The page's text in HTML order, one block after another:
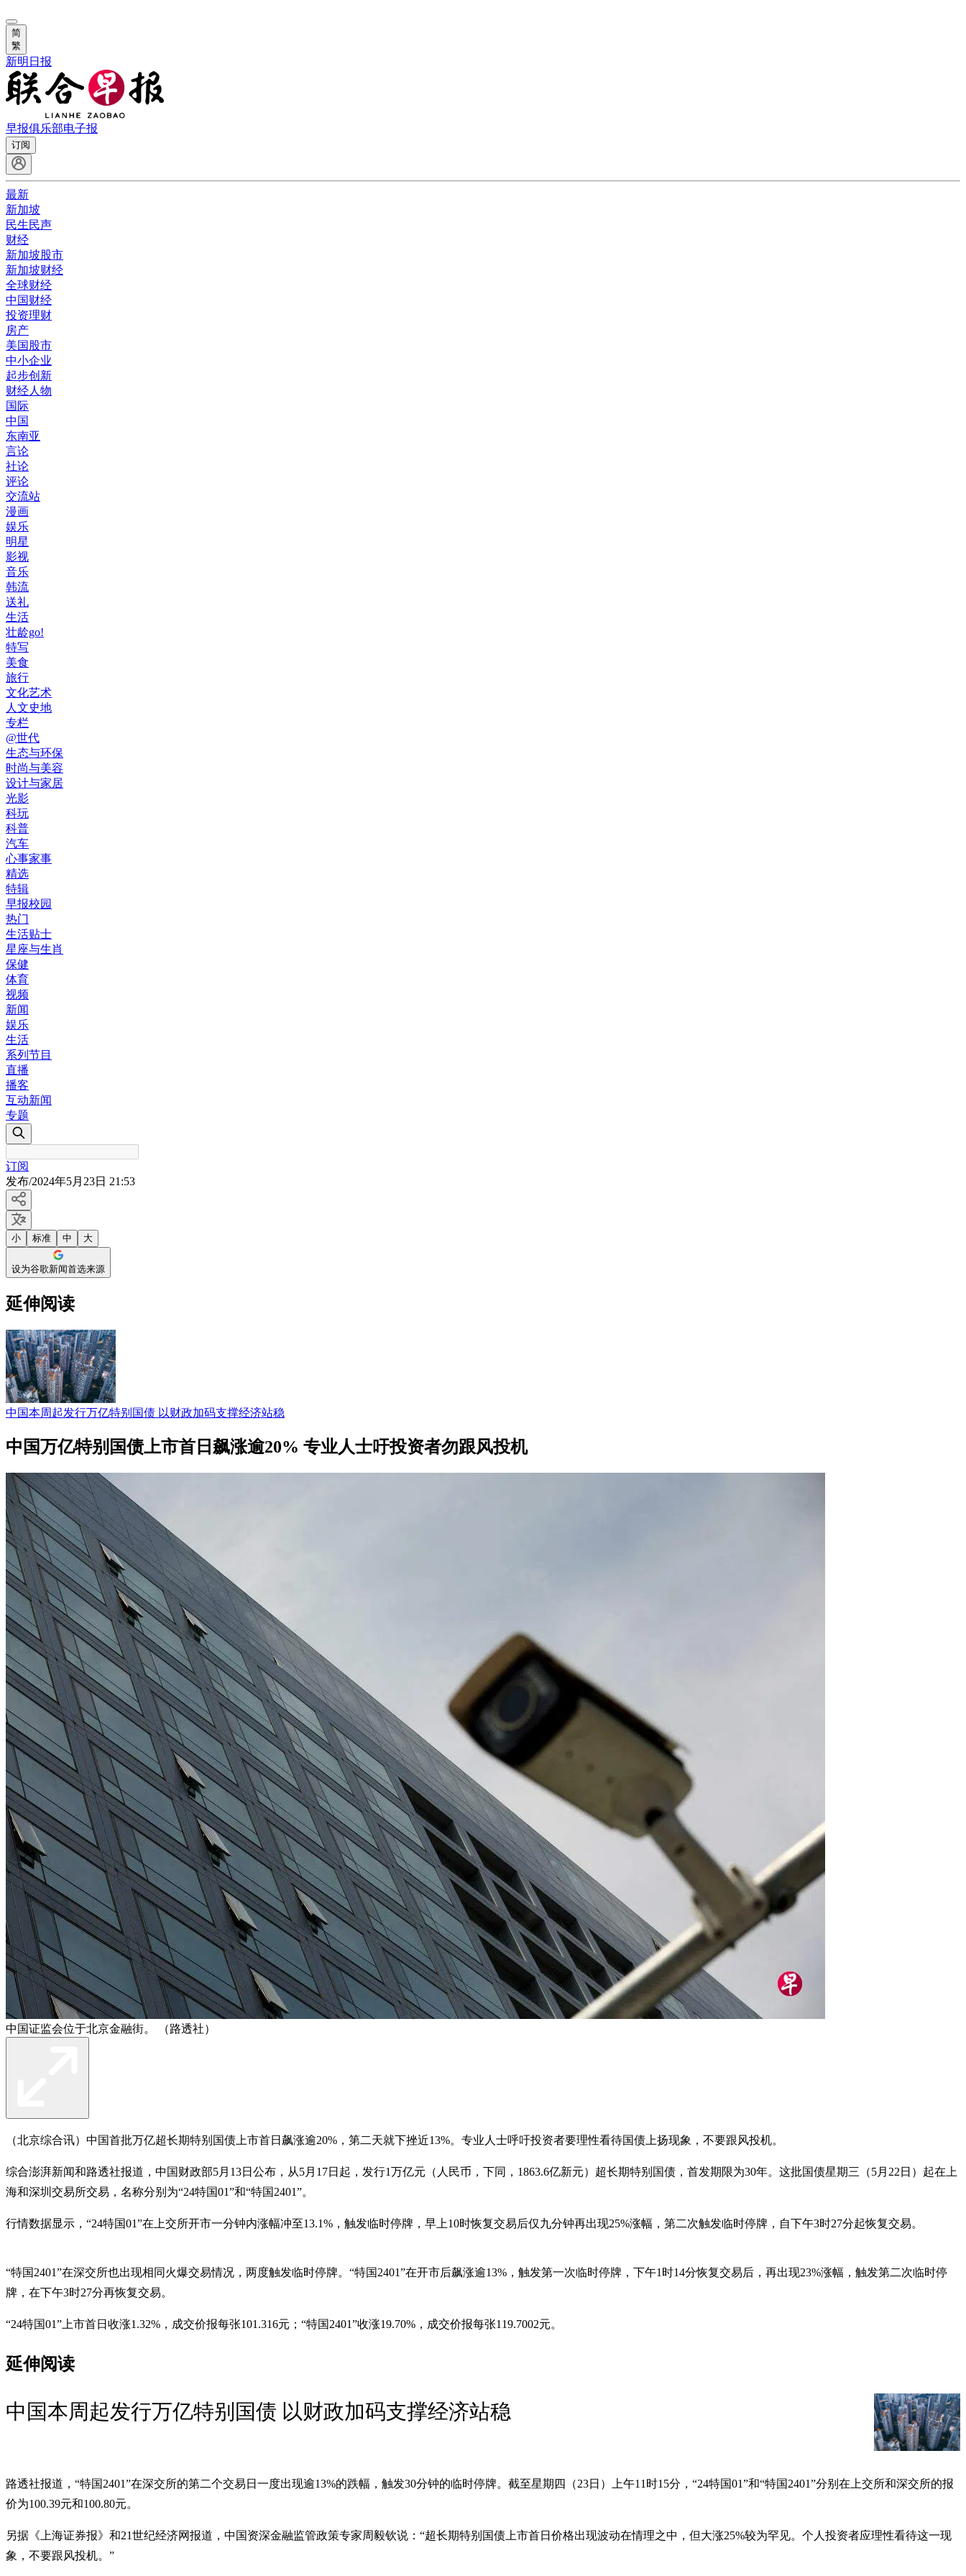
简
繁
新明日报
早报俱乐部电子报
订阅
最新
新加坡
民生民声
财经
新加坡股市
新加坡财经
全球财经
中国财经
投资理财
房产
美国股市
中小企业
起步创新
财经人物
国际
中国
东南亚
言论
社论
评论
交流站
漫画
娱乐
明星
影视
音乐
韩流
送礼
生活
壮龄go!
特写
美食
旅行
文化艺术
人文史地
专栏
@世代
生态与环保
时尚与美容
设计与家居
光影
科玩
科普
汽车
心事家事
精选
特辑
早报校园
热门
生活贴士
星座与生肖
保健
体育
视频
新闻
娱乐
生活
系列节目
直播
播客
互动新闻
专题
订阅
发布/2024年5月23日 21:53
小 标准 中 大
设为谷歌新闻首选来源
延伸阅读
中国本周起发行万亿特别国债 以财政加码支撑经济站稳
中国万亿特别国债上市首日飙涨逾20% 专业人士吁投资者勿跟风投机
中国证监会位于北京金融街。 （路透社）
（北京综合讯）中国首批万亿超长期特别国债上市首日飙涨逾20%，第二天就下挫近13%。专业人士呼吁投资者要理性看待国债上扬现象，不要跟风投机。
综合澎湃新闻和路透社报道，中国财政部5月13日公布，从5月17日起，发行1万亿元（人民币，下同，1863.6亿新元）超长期特别国债，首发期限为30年。这批国债星期三（5月22日）起在上
海和深圳交易所交易，名称分别为“24特国01”和“特国2401”。
行情数据显示，“24特国01”在上交所开市一分钟内涨幅冲至13.1%，触发临时停牌，早上10时恢复交易后仅九分钟再出现25%涨幅，第二次触发临时停牌，自下午3时27分起恢复交易。
“特国2401”在深交所也出现相同火爆交易情况，两度触发临时停牌。“特国2401”在开市后飙涨逾13%，触发第一次临时停牌，下午1时14分恢复交易后，再出现23%涨幅，触发第二次临时停
牌，在下午3时27分再恢复交易。
“24特国01”上市首日收涨1.32%，成交价报每张101.316元；“特国2401”收涨19.70%，成交价报每张119.7002元。
延伸阅读
中国本周起发行万亿特别国债 以财政加码支撑经济站稳
路透社报道，“特国2401”在深交所的第二个交易日一度出现逾13%的跌幅，触发30分钟的临时停牌。截至星期四（23日）上午11时15分，“24特国01”和“特国2401”分别在上交所和深交所的报
价为100.39元和100.80元。
另据《上海证券报》和21世纪经济网报道，中国资深金融监管政策专家周毅钦说：“超长期特别国债上市首日价格出现波动在情理之中，但大涨25%较为罕见。个人投资者应理性看待这一现
象，不要跟风投机。”